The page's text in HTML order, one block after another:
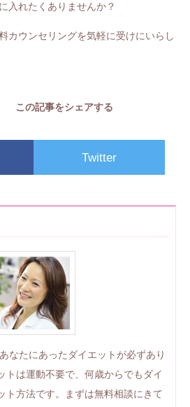
入れたくありませんか？
カウンセリングを気軽に受けにいらし
この記事をシェアする
Twitter
なたにあったダイエットが必ずあり
トは運動不要で、何歳からでもダイ
ト方法です。まずは無料相談にきて